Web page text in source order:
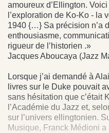
amoureux d’Ellington.
l’exploration de Ko-Ko - la
1940 {…} Sa précision n’a
enthousiasme,
rigueur de l’historien .»
Jacques Aboucaya (Jazz
Lorsque j’ai demandé à
livres sur le Duke pouvait
sans hésitation que c’était
l’Académie du Jazz et,
sur l’univers ellingtonien.
Musique, Franck Médioni a